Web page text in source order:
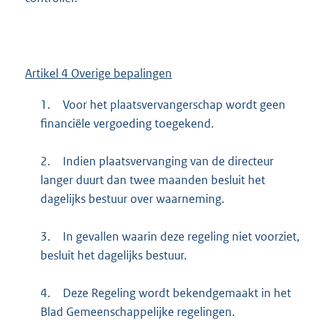
Artikel 4 Overige bepalingen
1.
Voor het plaatsvervangerschap wordt geen
financiële vergoeding toegekend.
2.
Indien plaatsvervanging van de directeur
langer duurt dan twee maanden besluit het
dagelijks bestuur over waarneming.
3.
In gevallen waarin deze regeling niet voorziet,
besluit het dagelijks bestuur.
4.
Deze Regeling wordt bekendgemaakt in het
Blad Gemeenschappelijke regelingen.